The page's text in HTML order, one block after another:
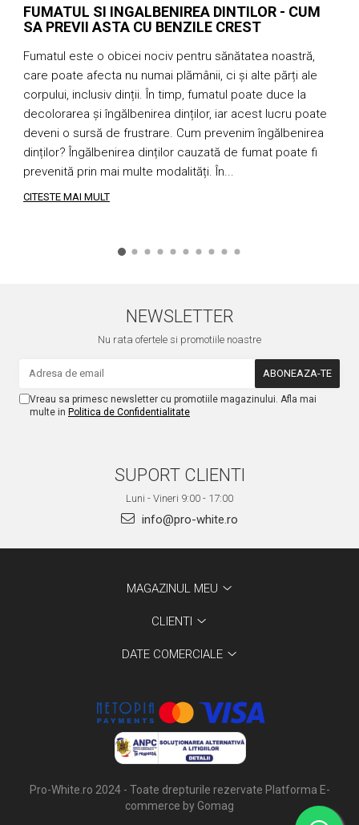
FUMATUL SI INGALBENIREA DINTILOR - CUM
SA PREVII ASTA CU BENZILE CREST
Fumatul este o obicei nociv pentru sănătatea noastră,
care poate afecta nu numai plămânii, ci și alte părți ale
corpului, inclusiv dinții. În timp, fumatul poate duce la
decolorarea și îngălbenirea dinților, iar acest lucru poate
deveni o sursă de frustrare. Cum prevenim îngălbenirea
dinților? Îngălbenirea dinților cauzată de fumat poate fi
prevenită prin mai multe modalități. În...
CITESTE MAI MULT
NEWSLETTER
Nu rata ofertele si promotiile noastre
Vreau sa primesc newsletter cu promotiile magazinului. Afla mai
multe in Politica de Confidentialitate
SUPORT CLIENTI
Luni - Vineri 9:00 - 17:00
info@pro-white.ro
MAGAZINUL MEU
CLIENTI
DATE COMERCIALE
Pro-White.ro 2024 - Toate drepturile rezervate Platforma E-
commerce by Gomag